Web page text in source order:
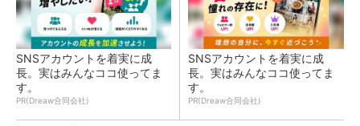
SNSアカウントを着実に成
長。実はみんなココ使ってま
す。
PR(Dreaw合同会社)
SNSアカウントを着実に成
長。実はみんなココ使ってま
す。
PR(Dreaw合同会社)